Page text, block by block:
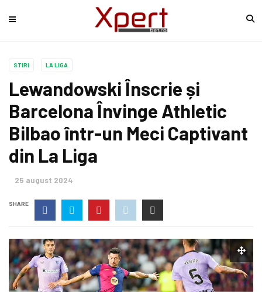
STIRI LA LIGA
Lewandowski Înscrie și
Barcelona Învinge Athletic
Bilbao într-un Meci Captivant
din La Liga
25 august 2024
SHARE